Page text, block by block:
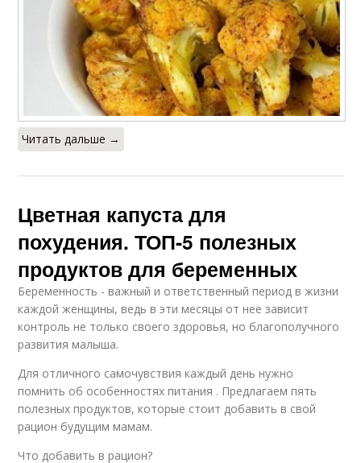
Читать дальше →
Цветная капуста для
похудения. ТОП-5 полезных
продуктов для беременных
Беременность - важный и ответственный период в жизни
каждой женщины, ведь в эти месяцы от нее зависит
контроль не только своего здоровья, но благополучного
развития малыша.
Для отличного самочувствия каждый день нужно
помнить об особенностях питания . Предлагаем пять
полезных продуктов, которые стоит добавить в свой
рацион будущим мамам.
Что добавить в рацион?